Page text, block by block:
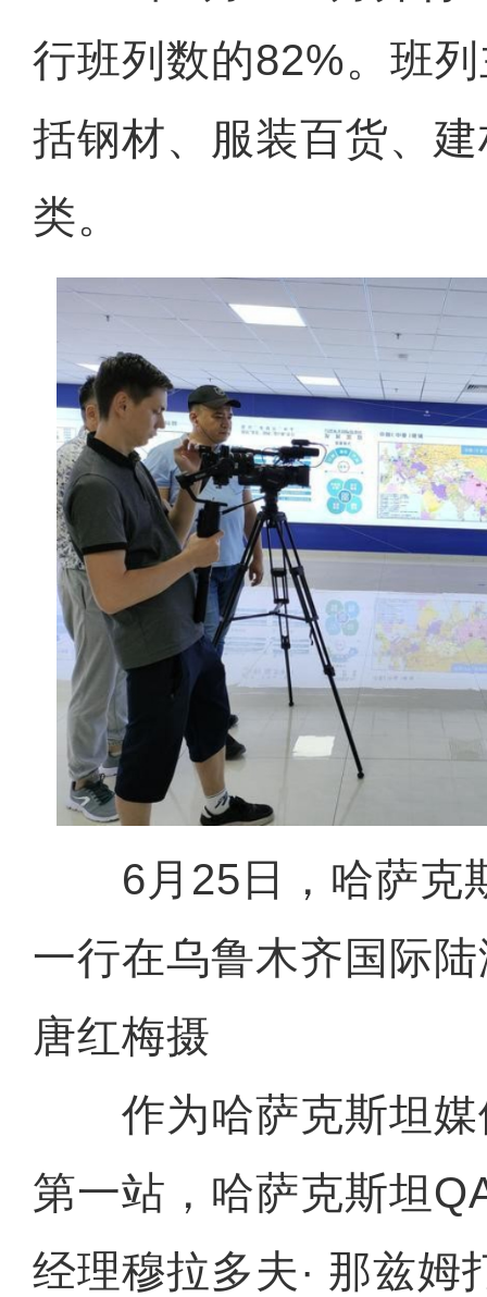
行班列数的82%。班
括钢材、服装百货、
类。
6月25日，哈萨克
一行在乌鲁木齐国际
唐红梅摄
作为哈萨克斯坦媒
第一站，哈萨克斯坦
经理穆拉多夫· 那兹姆